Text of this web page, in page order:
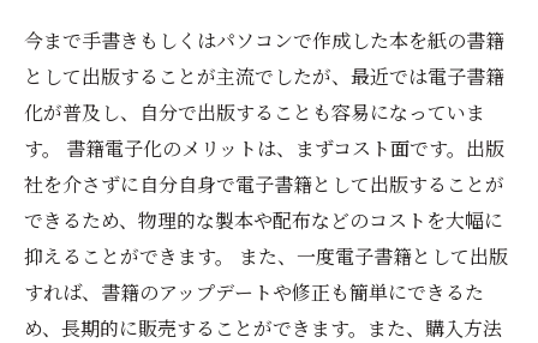
今まで手書きもしくはパソコンで作成した本を紙の書籍
として出版することが主流でしたが、最近では電子書籍
化が普及し、自分で出版することも容易になっていま
す。 書籍電子化のメリットは、まずコスト面です。出版
社を介さずに自分自身で電子書籍として出版することが
できるため、物理的な製本や配布などのコストを大幅に
抑えることができます。 また、一度電子書籍として出版
すれば、書籍のアップデートや修正も簡単にできるた
め、長期的に販売することができます。また、購入方法